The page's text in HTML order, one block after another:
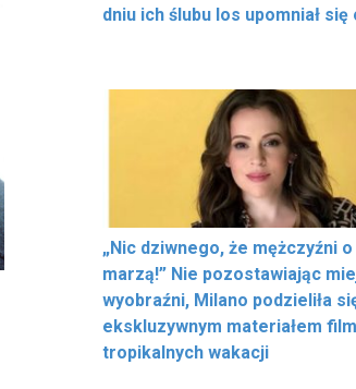
dniu ich ślubu los upomniał się
„Nic dziwnego, że mężczyźni
marzą!” Nie pozostawiając
wyobraźni, Milano podzieliła
ekskluzywnym materiałem
tropikalnych wakacji